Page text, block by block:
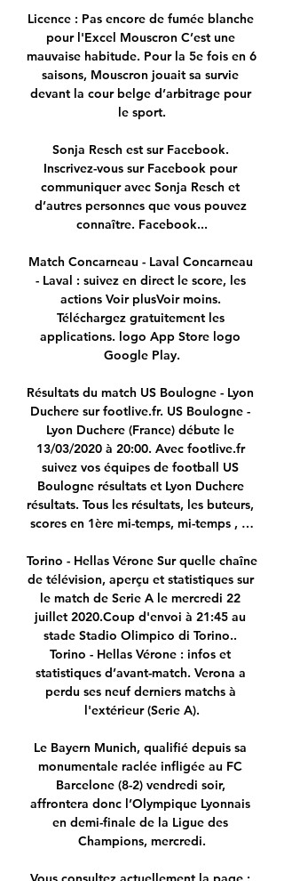
Licence : Pas encore de fumée blanche
pour l'Excel Mouscron C’est une
mauvaise habitude. Pour la 5e fois en 6
saisons, Mouscron jouait sa survie
devant la cour belge d’arbitrage pour
le sport.
Sonja Resch est sur Facebook.
Inscrivez-vous sur Facebook pour
communiquer avec Sonja Resch et
d’autres personnes que vous pouvez
connaître. Facebook...
Match Concarneau - Laval Concarneau
- Laval : suivez en direct le score, les
actions Voir plusVoir moins.
Téléchargez gratuitement les
applications. logo App Store logo
Google Play.
Résultats du match US Boulogne - Lyon
Duchere sur footlive.fr. US Boulogne -
Lyon Duchere (France) débute le
13/03/2020 à 20:00. Avec footlive.fr
suivez vos équipes de football US
Boulogne résultats et Lyon Duchere
résultats. Tous les résultats, les buteurs,
scores en 1ère mi-temps, mi-temps , …
Torino - Hellas Vérone Sur quelle chaîne
de télévision, aperçu et statistiques sur
le match de Serie A le mercredi 22
juillet 2020.Coup d'envoi à 21:45 au
stade Stadio Olimpico di Torino..
Torino - Hellas Vérone : infos et
statistiques d’avant-match. Verona a
perdu ses neuf derniers matchs à
l'extérieur (Serie A).
Le Bayern Munich, qualifié depuis sa
monumentale raclée infligée au FC
Barcelone (8-2) vendredi soir,
affrontera donc l’Olympique Lyonnais
en demi-finale de la Ligue des
Champions, mercredi.